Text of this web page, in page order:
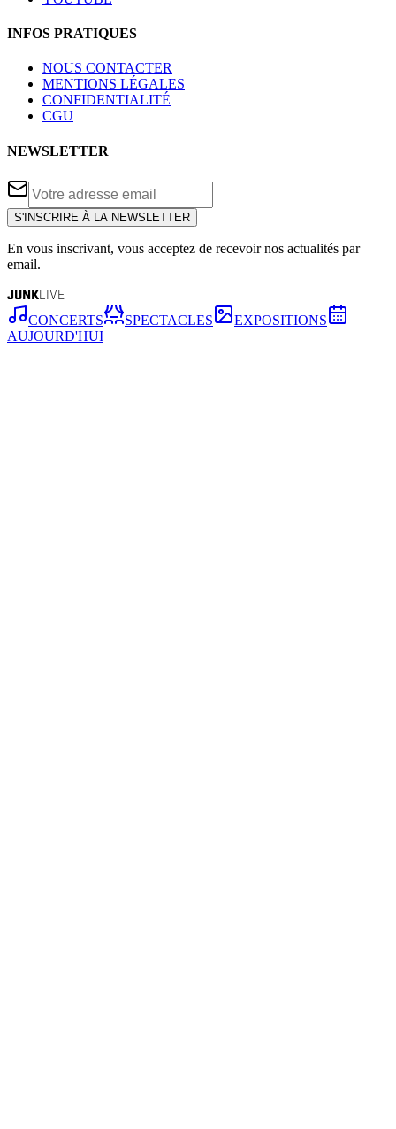
INFOS PRATIQUES
NOUS CONTACTER
MENTIONS LÉGALES
CONFIDENTIALITÉ
CGU
NEWSLETTER
S'INSCRIRE À LA NEWSLETTER
En vous inscrivant, vous acceptez de recevoir nos actualités par
email.
JUNKLIVE
CONCERTS SPECTACLES
EXPOSITIONS
AUJOURD'HUI